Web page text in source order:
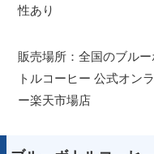
性あり
販売場所：全国のブル
トルコーヒー 公式オン
ー楽天市場店